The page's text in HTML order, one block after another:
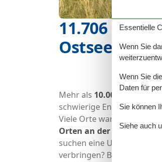
11.706
Ostsee
Mehr als 10.000
schwierige Entscheidung,
Viele Orte warten darauf
Orten an der Küste des
suchen eine Unterkunft
verbringen? Besonders
Essentielle
Wenn Sie
Wenn Sie
Daten für
Sie können
Siehe auch